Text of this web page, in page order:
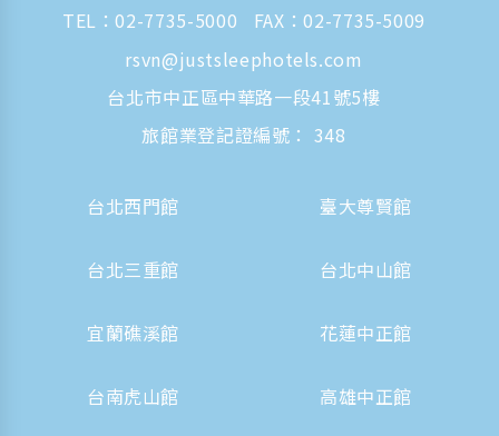
TEL：02-7735-5000
FAX：02-7735-5009
rsvn@justsleephotels.com
台北市中正區中華路一段41號5樓
旅館業登記證編號： 348
台北西門館 臺大尊賢館
台北三重館 台北中山館
宜蘭礁溪館 花蓮中正館
台南虎山館 高雄中正館